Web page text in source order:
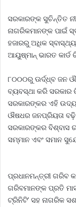
ସରକାରଙ୍କ ସୁଚିନ୍ତିତ
ନାଗରିକମାନଙ୍କ ପାଇଁ
ହଜାରରୁ ଅଧିକ
ଆୟୁଷ୍ମାନ୍‌ ଭାରତ
୮୦୦୦ରୁ ଊର୍ଦ୍ଧ୍ବ ଜନ
ବ୍ୟବସ୍ଥା କରି ସରକାର
ସରକାରଙ୍କର ଏହି
ଔଷଧର ଜନପ୍ରିୟତା ବଢ଼ି
ସରକାରଙ୍କର ବିଶ୍ବାସ
ସମ୍ମାନ ଏବଂ ସମାନ
ପ୍ରଧାନମନ୍ତ୍ରୀ ଗରିବ
ଗରିବମାନଙ୍କ ପ୍ରତି
ଟ୍ରିନିଟି’ ସହ ନାଗରିକ